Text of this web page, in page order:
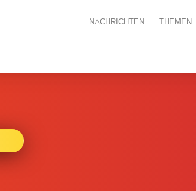
NACHRICHTEN THEMEN